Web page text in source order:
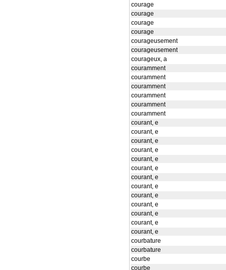
courage
courage
courage
courage
courageusement
courageusement
courageux, a
couramment
couramment
couramment
couramment
couramment
couramment
courant, e
courant, e
courant, e
courant, e
courant, e
courant, e
courant, e
courant, e
courant, e
courant, e
courant, e
courant, e
courant, e
courbature
courbature
courbe
courbe